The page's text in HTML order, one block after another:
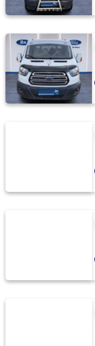
KABİN
350 M
KAMYONET
350
M
VAN
2.2
350
MF
KAMYONET